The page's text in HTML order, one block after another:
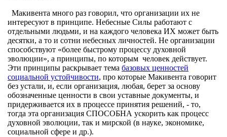
Макивента много раз говорил, что организации их не
интересуют в принципе. Небесные Силы работают с
отдельными людьми, и на каждого человека ИХ может быть
десятки, а то и сотни небесных личностей. Не организации
способствуют «более быстрому процессу духовной
эволюции», а принципы, по которым человек действует.
Эти принципы раскрывает тема базовых ценностей
социальной устойчивости, про которые Макивента говорит
без устали, и, если организация, любая, берет за основу
обозначенные ценности в свои уставные документы, и
придерживается их в процессе принятия решений, - то,
тогда эта организация СПОСОБНА ускорить как процесс
духовной эволюции, так и мирской (в науке, экономике,
социальной сфере и др.).